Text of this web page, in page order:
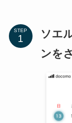
STEP
ソエ
ンを